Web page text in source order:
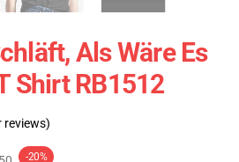
Als Wäre Es
Shirt RB1512
reviews)
-20%